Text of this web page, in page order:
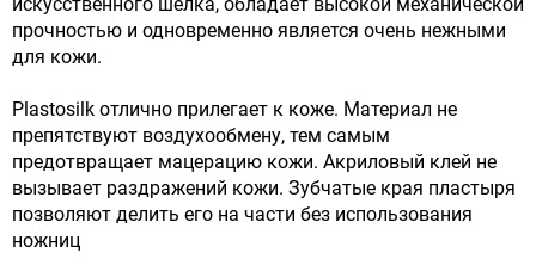
прочностью и одновременно является очень нежными
для кожи.
Plastosilk отлично прилегает к коже. Материал не
препятствуют воздухообмену, тем самым
предотвращает мацерацию кожи. Акриловый клей не
вызывает раздражений кожи. Зубчатые края пластыря
позволяют делить его на части без использования
ножниц